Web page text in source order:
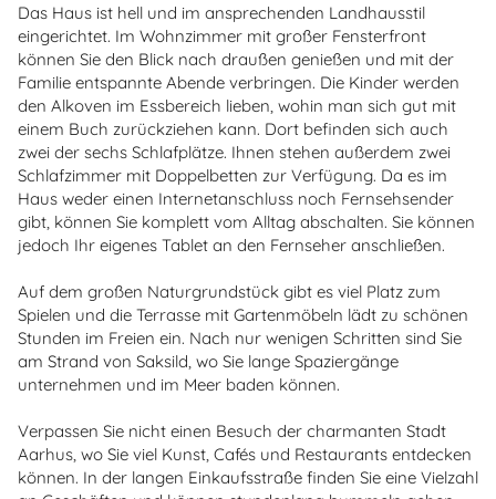
Das Haus ist hell und im ansprechenden Landhausstil
eingerichtet. Im Wohnzimmer mit großer Fensterfront
können Sie den Blick nach draußen genießen und mit der
Familie entspannte Abende verbringen. Die Kinder werden
den Alkoven im Essbereich lieben, wohin man sich gut mit
einem Buch zurückziehen kann. Dort befinden sich auch
zwei der sechs Schlafplätze. Ihnen stehen außerdem zwei
Schlafzimmer mit Doppelbetten zur Verfügung. Da es im
Haus weder einen Internetanschluss noch Fernsehsender
gibt, können Sie komplett vom Alltag abschalten. Sie können
jedoch Ihr eigenes Tablet an den Fernseher anschließen.
Auf dem großen Naturgrundstück gibt es viel Platz zum
Spielen und die Terrasse mit Gartenmöbeln lädt zu schönen
Stunden im Freien ein. Nach nur wenigen Schritten sind Sie
am Strand von Saksild, wo Sie lange Spaziergänge
unternehmen und im Meer baden können.
Verpassen Sie nicht einen Besuch der charmanten Stadt
Aarhus, wo Sie viel Kunst, Cafés und Restaurants entdecken
können. In der langen Einkaufsstraße finden Sie eine Vielzahl